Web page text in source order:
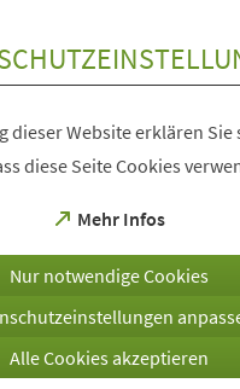
dieser Website erklären Sie
diese Seite Cookies
Mehr Infos
(Öffnet
einem
Tab)
Nur notwendige Cookies
Alle Cookies akzeptieren